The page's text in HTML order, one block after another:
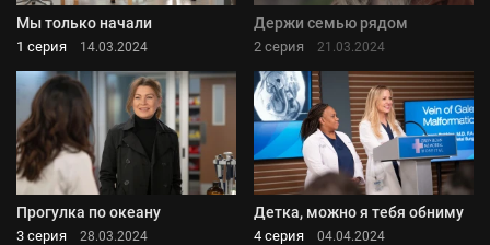
Мы только начали
1 серия 14.03.2024
Держи семью рядом
2 серия 21.03.2024
Прогулка по океану
3 серия 28.03.2024
Детка, можно я тебя обниму
4 серия 04.04.2024